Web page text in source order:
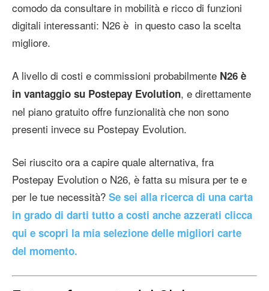
comodo da consultare in mobilità e ricco di funzioni
digitali interessanti: N26 è in questo caso la scelta
migliore.
A livello di costi e commissioni probabilmente N26 è
in vantaggio su Postepay Evolution, e direttamente
nel piano gratuito offre funzionalità che non sono
presenti invece su Postepay Evolution.
Sei riuscito ora a capire quale alternativa, fra
Postepay Evolution o N26, è fatta su misura per te e
per le tue necessità? Se sei alla ricerca di una carta
in grado di darti tutto a costi anche azzerati clicca
qui e scopri la mia selezione delle migliori carte
del momento.